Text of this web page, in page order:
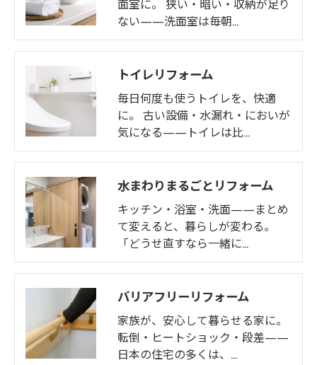
面室に。 狭い・暗い・収納が足り
ない——洗面室は毎朝…
トイレリフォーム
毎日何度も使うトイレを、快適
に。 古い設備・水漏れ・においが
気になる——トイレは比…
水まわりまるごとリフォーム
キッチン・浴室・洗面——まとめ
て変えると、暮らしが変わる。
「どうせ直すなら一緒に…
バリアフリーリフォーム
家族が、安心して暮らせる家に。
転倒・ヒートショック・段差——
日本の住宅の多くは、…